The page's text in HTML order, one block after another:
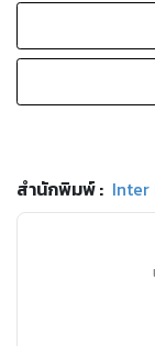
สำนักพิมพ์: Inter